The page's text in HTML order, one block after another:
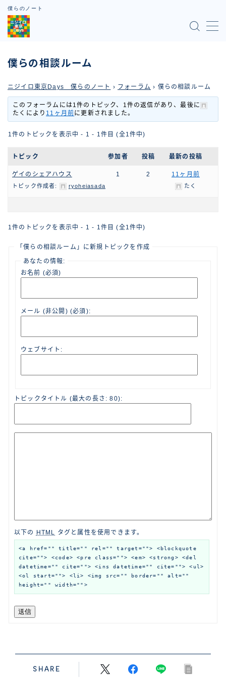
僕らのノート
MENU
記事一覧
僕らのノート ニジイロ東京Days
僕らの相談ルーム
お問い合わせ
運営者情報
僕らの相談ルーム
ニジイロ東京Days 僕らのノート › フォーラム › 僕らの相談ルーム
このフォーラムには1件のトピック、1件の返信があり、最後に
たく により 11ヶ月前に更新されました。
1件のトピックを表示中 - 1 - 1件目 (全1件中)
トピック 参加者 投稿 最新の投稿
ゲイのシェアハウス
トピック作成者: ryoheiasada
1 2 11ヶ月前
たく
1件のトピックを表示中 - 1 - 1件目 (全1件中)
「僕らの相談ルーム」に新規トピックを作成
あなたの情報:
お名前 (必須)
メール (非公開) (必須):
ウェブサイト:
トピックタイトル (最大の長さ: 80):
以下の HTML タグと属性を使用できます。
<a href="" title="" rel="" target=""> <blockquote
cite=""> <code> <pre class=""> <em> <strong> <del
datetime="" cite=""> <ins datetime="" cite=""> <ul>
<ol start=""> <li> <img src="" border="" alt=""
height="" width="">
送信
SHARE